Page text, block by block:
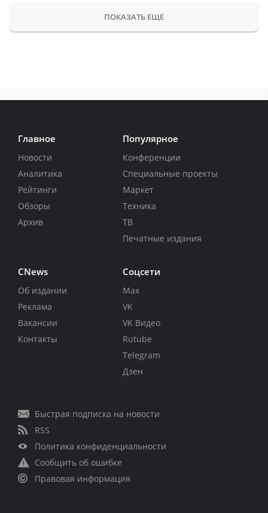
ПОКАЗАТЬ ЕЩЕ
Главное
Новости
Аналитика
Рейтинги
Обзоры
Архив
Популярное
Конференции
Специальные проекты
Маркет
Техника
ТВ
Печатные издания
CNews
Об издании
Реклама
Вакансии
Контакты
Соцсети
Max
VK
VK Видео
Rutube
Telegram
Дзен
Быстрая подписка на новости
RSS
Политика конфиденциальности
Сообщить об ошибке
Правовая информация